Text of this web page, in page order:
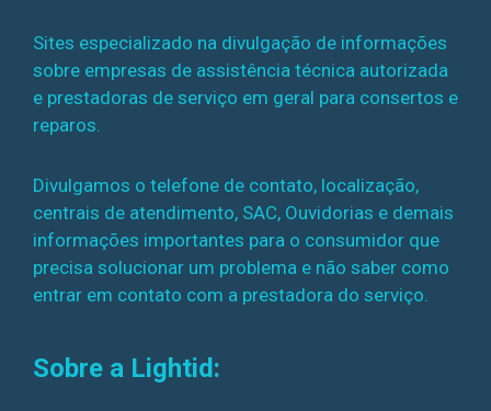
Sites especializado na divulgação de informações
sobre empresas de assistência técnica autorizada
e prestadoras de serviço em geral para consertos e
reparos.
Divulgamos o telefone de contato, localização,
centrais de atendimento, SAC, Ouvidorias e demais
informações importantes para o consumidor que
precisa solucionar um problema e não saber como
entrar em contato com a prestadora do serviço.
Sobre a Lightid: